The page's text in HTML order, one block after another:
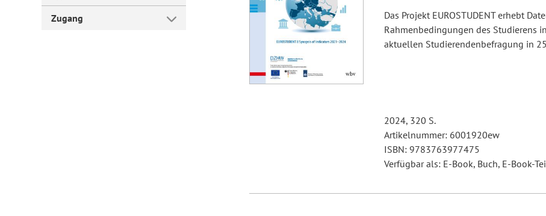
Zugang
Das Projekt EUROSTUDENT erhebt
Rahmenbedingungen des Studierens
aktuellen Studierendenbefragung in
2024, 320 S.
Artikelnummer: 6001920ew
ISBN: 9783763977475
Verfügbar als: E-Book, Buch, E-Book-